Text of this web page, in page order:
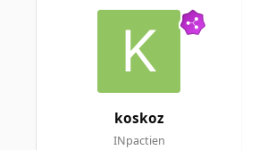
koskoz
INpactien